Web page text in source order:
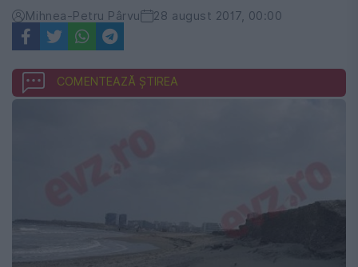
Mihnea-Petru Pârvu 28 august 2017, 00:00
COMENTEAZĂ ȘTIREA